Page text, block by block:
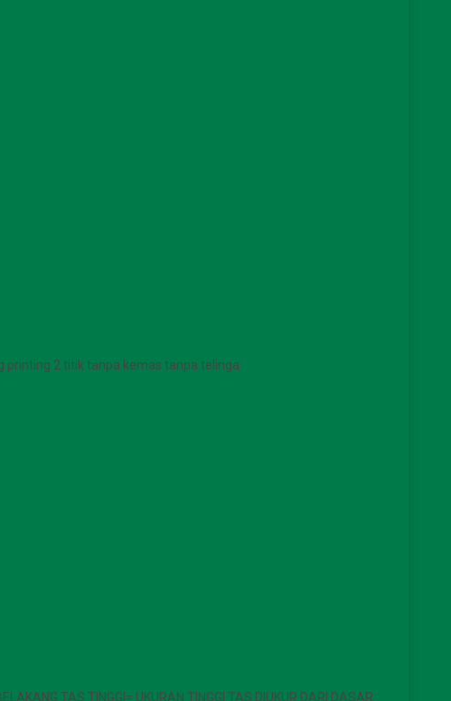
2 titik tanpa kemas tanpa telinga
TAS TINGGI= UKURAN TINGGI TAS DIUKUR DARI DASAR